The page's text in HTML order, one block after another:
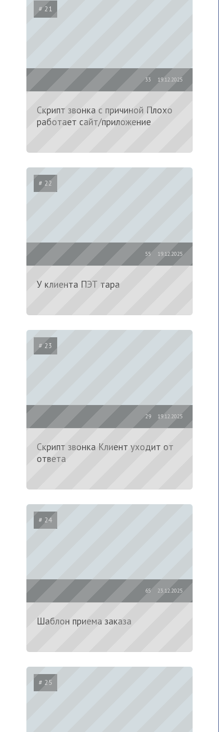
# 21
19.12.2025
33
Скрипт звонка с причиной Плохо
работает сайт/приложение
# 22
19.12.2025
55
У клиента ПЭТ тара
# 23
19.12.2025
29
Скрипт звонка Клиент уходит от
ответа
# 24
23.12.2025
65
Шаблон приема заказа
# 25